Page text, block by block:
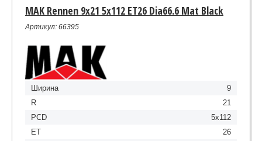
MAK Rennen 9x21 5x112 ET26 Dia66.6 Mat Black
Артикул: 66395
Ширина
9
R
21
PCD
5x112
ET
26